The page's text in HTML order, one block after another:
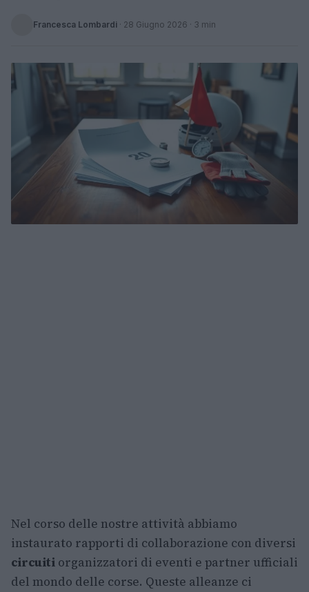
Francesca Lombardi · 28 Giugno 2026 · 3 min
Nel corso delle nostre attività abbiamo
instaurato rapporti di collaborazione con diversi
circuiti organizzatori di eventi e partner ufficiali
del mondo delle corse. Queste alleanze ci